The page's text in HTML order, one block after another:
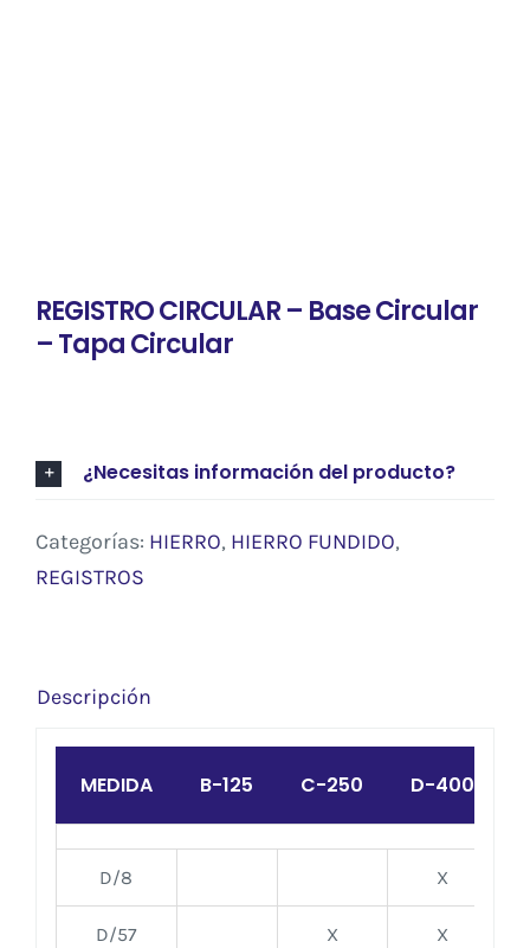
REGISTRO CIRCULAR – Base Circular
– Tapa Circular
¿Necesitas información del producto?
Categorías: HIERRO, HIERRO FUNDIDO,
REGISTROS
Descripción
MEDIDA B-125 C-250 D-400
D/8 X
D/57 X X